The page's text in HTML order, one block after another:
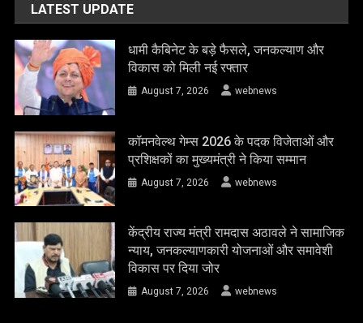
LATEST UPDATE
धामी कैबिनेट के बड़े फैसले, जनकल्याण और
विकास को मिली नई रफ्तार
August 7, 2026 webnews
कॉमनवेल्थ गेम्स 2026 के पदक विजेताओं और
प्रशिक्षकों का मुख्यमंत्री ने किया सम्मान
August 7, 2026 webnews
केंद्रीय राज्य मंत्री रामदास अठावले ने सामाजिक
न्याय, जनकल्याणकारी योजनाओं और समावेशी
विकास पर दिया जोर
August 7, 2026 webnews